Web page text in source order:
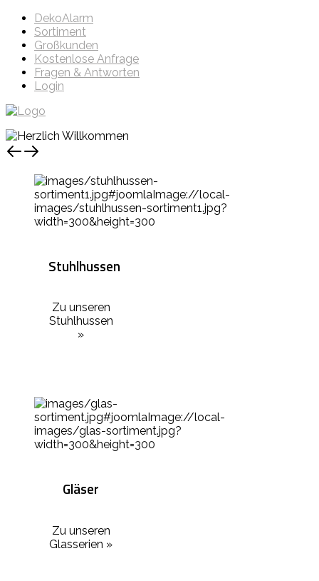
DekoAlarm
Sortiment
Großkunden
Kostenlose Anfrage
Fragen & Antworten
Login
Stuhlhussen
Zu unseren
Stuhlhussen
»
Gläser
Zu unseren
Glasserien »